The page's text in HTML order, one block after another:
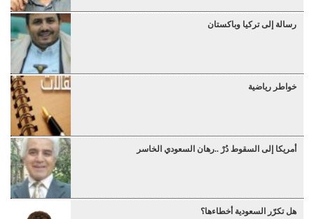
رسالة إلى تركيا وباكستان
خواطر رياضية
أمريكا إلى السقوط دُرْ ..رهان السعودي الخاسر
هل تكرّر السعودية أخطاءها؟